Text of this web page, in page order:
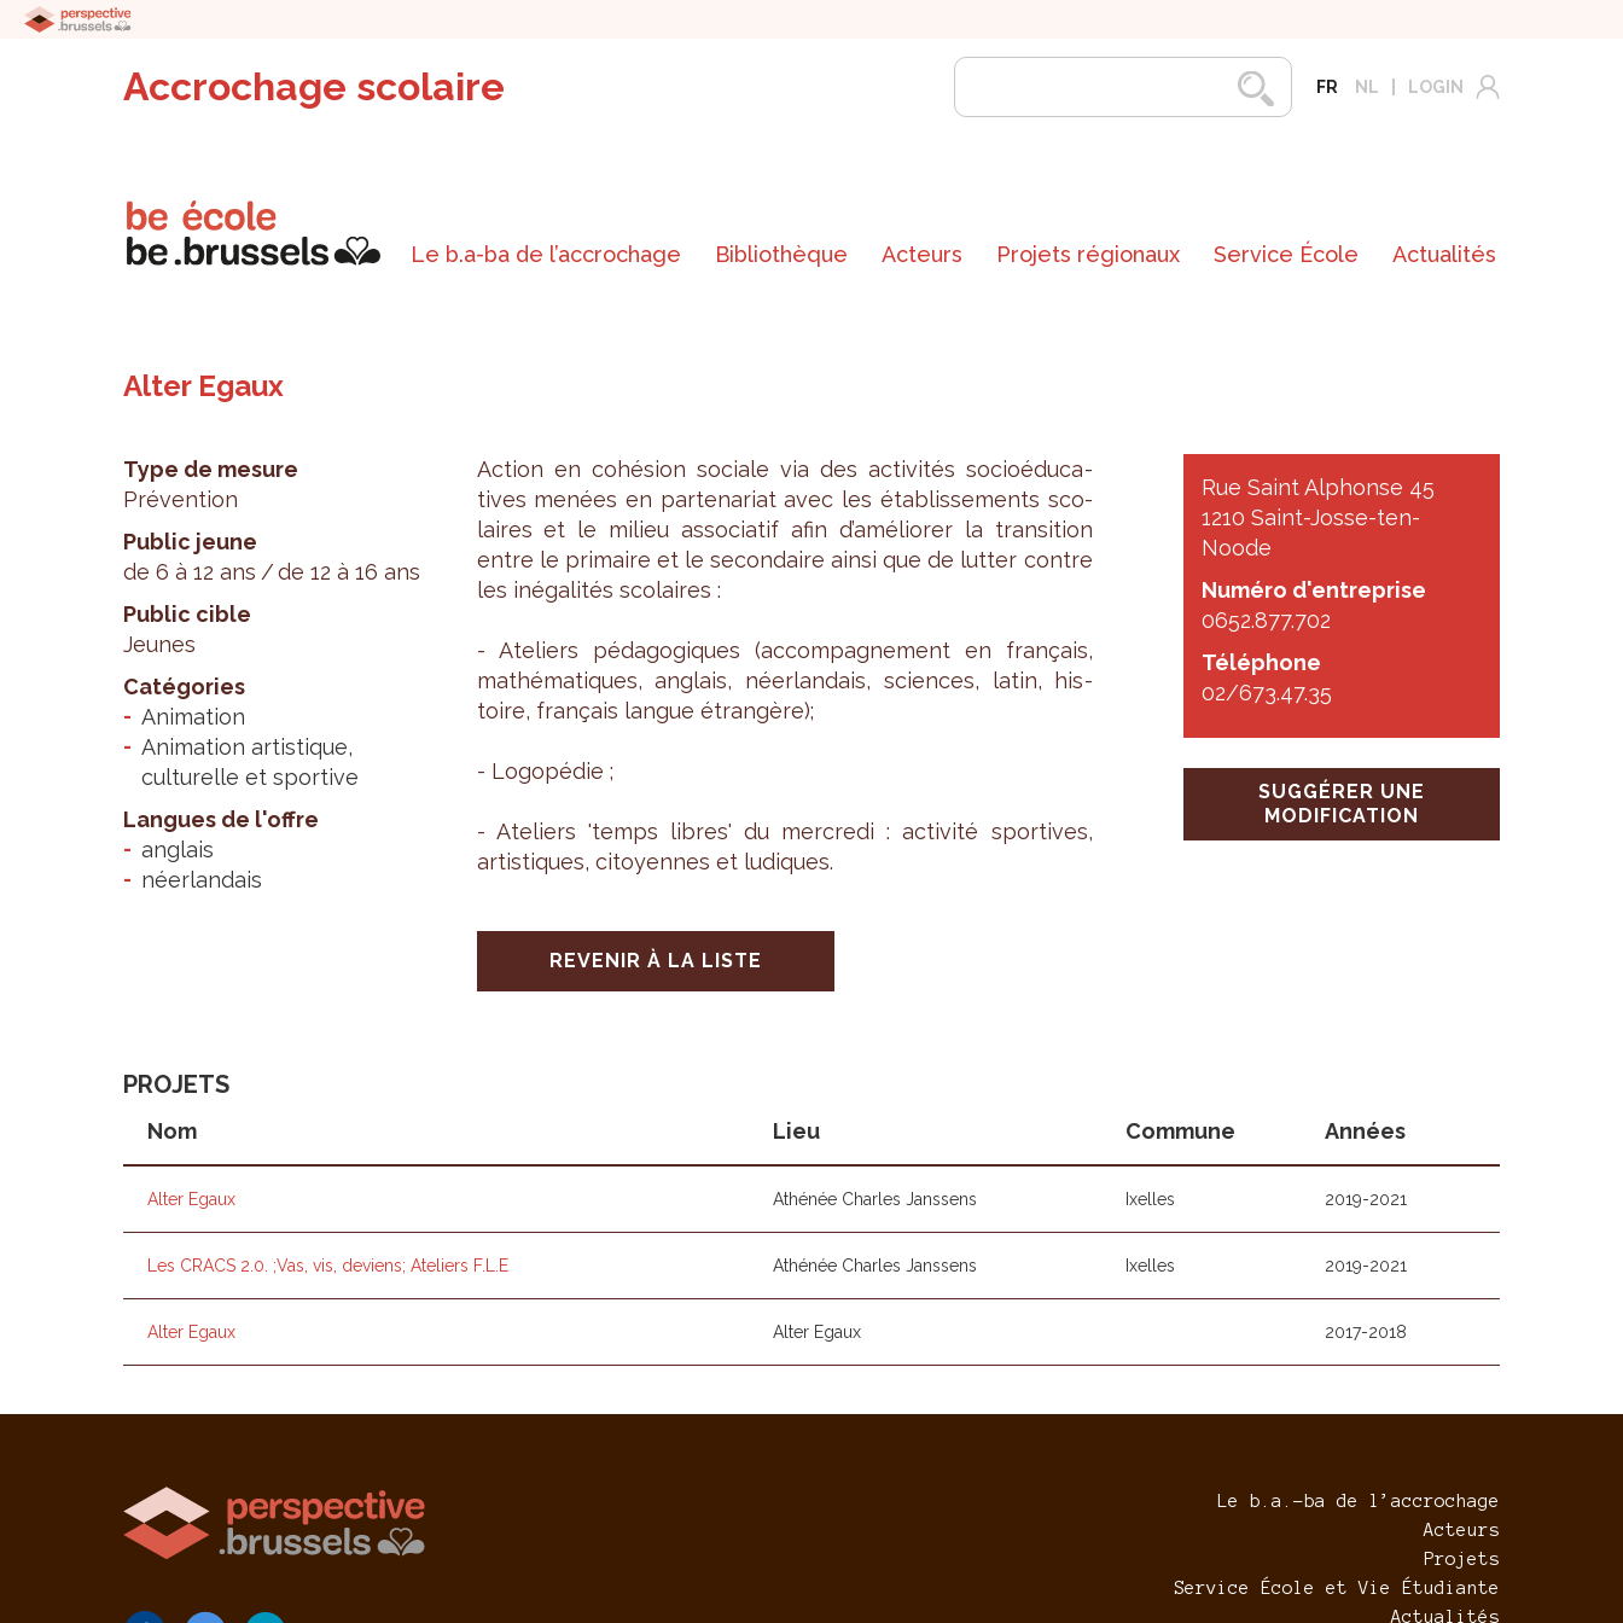
Accrochage scolaire FR NL LOGIN
Le b.a-ba de l’accrochage Bibliothèque Acteurs Projets régionaux Service École Actualités
Alter Egaux
Type de mesure
Prévention
Public jeune
de 6 à 12 ans
de 12 à 16 ans
Public cible
Jeunes
Catégories
Animation
Animation artistique,
culturelle et sportive
Langues de l'offre
anglais
néerlandais
Rue Saint Alphonse 45
1210 Saint-Josse-ten-
Noode
Numéro d'entreprise
0652.877.702
Téléphone
02/673.47.35
SUGGÉRER UNE
MODIFICATION
Action en cohé­sion sociale via des acti­vi­tés socioé­du­ca­
tives menées en par­te­na­riat avec les éta­blis­se­ments sco­
laires et le milieu asso­cia­tif afin d’amé­lio­rer la tran­si­tion
entre le pri­maire et le secon­daire ainsi que de lut­ter contre
les inéga­li­tés sco­laires :
- Ate­liers péda­go­giques (accom­pa­gne­ment en fran­çais,
mathé­ma­tiques, anglais, néer­lan­dais, sciences, latin, his­
toire, fran­çais langue étran­gère);
- Logo­pé­die ;
- Ate­liers 'temps libres' du mer­credi : acti­vité spor­tives,
artis­tiques, citoyennes et ludiques.
REVENIR À LA LISTE
PROJETS
Nom Lieu Commune Années
Alter Egaux Athénée Charles Janssens Ixelles 2019-2021
Les CRACS 2.0. ;Vas, vis, deviens; Ateliers F.L.E Athénée Charles Janssens Ixelles 2019-2021
Alter Egaux Alter Egaux 2017-2018
Le b.a.-ba de l’accrochage
Acteurs
Projets
Service École et Vie Étudiante
Actualités